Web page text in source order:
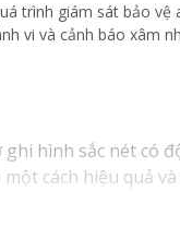
trình giám sát bảo
vi và cảnh báo xâm
hình sắc nét có
cách hiệu quả